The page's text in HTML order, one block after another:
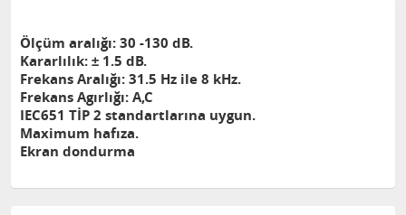
Ölçüm aralığı: 30 -130 dB.
Kararlılık: ± 1.5 dB.
Frekans Aralığı: 31.5 Hz ile 8 kHz.
Frekans Agırlığı: A,C
IEC651 TİP 2 standartlarına uygun.
Maximum hafıza.
Ekran dondurma